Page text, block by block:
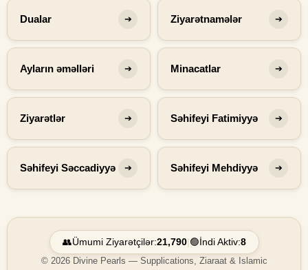
Dualar ➔ Ziyarətnamələr ➔
Ayların əməlləri ➔ Minacatlar ➔
Ziyarətlər ➔ Səhifeyi Fatimiyyə ➔
Səhifeyi Səccadiyyə ➔ Səhifeyi Mehdiyyə ➔
👥Ümumi Ziyarətçilər:21,790| 🟢 İndi Aktiv:8
© 2026 Divine Pearls — Supplications, Ziaraat & Islamic